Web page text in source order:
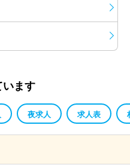
います
夜求人 求人表